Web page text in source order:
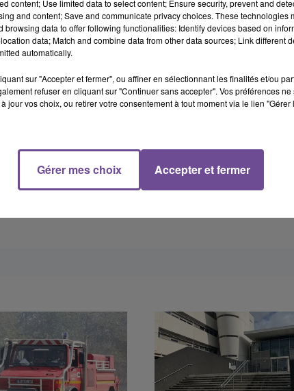
axes et Routes secondaires.
à l'ouest de Limoges ( RD 2000, RD 941 ouest, RD 20)
Axes.
du territoire !
s'est retrouvée en travers de la chaussée à la sortie
se sont retrouvées au fossé à la sortie des Bouchats.
content; Use limited data to select content; Ensure security, prevent and
and content; Save and communicate privacy choices. These technologies
browsing data to offer following functionalities: Identify devices based on
data; Match and combine data from other data sources; Link different
automatically.
sur "Accepter et fermer", ou affiner en sélectionnant les finalités et/ou
refuser en cliquant sur "Continuer sans accepter". Vos préférences
jour vos choix, ou retirer votre consentement à tout moment via le lien
Gérer mes choix Accepter et fermer